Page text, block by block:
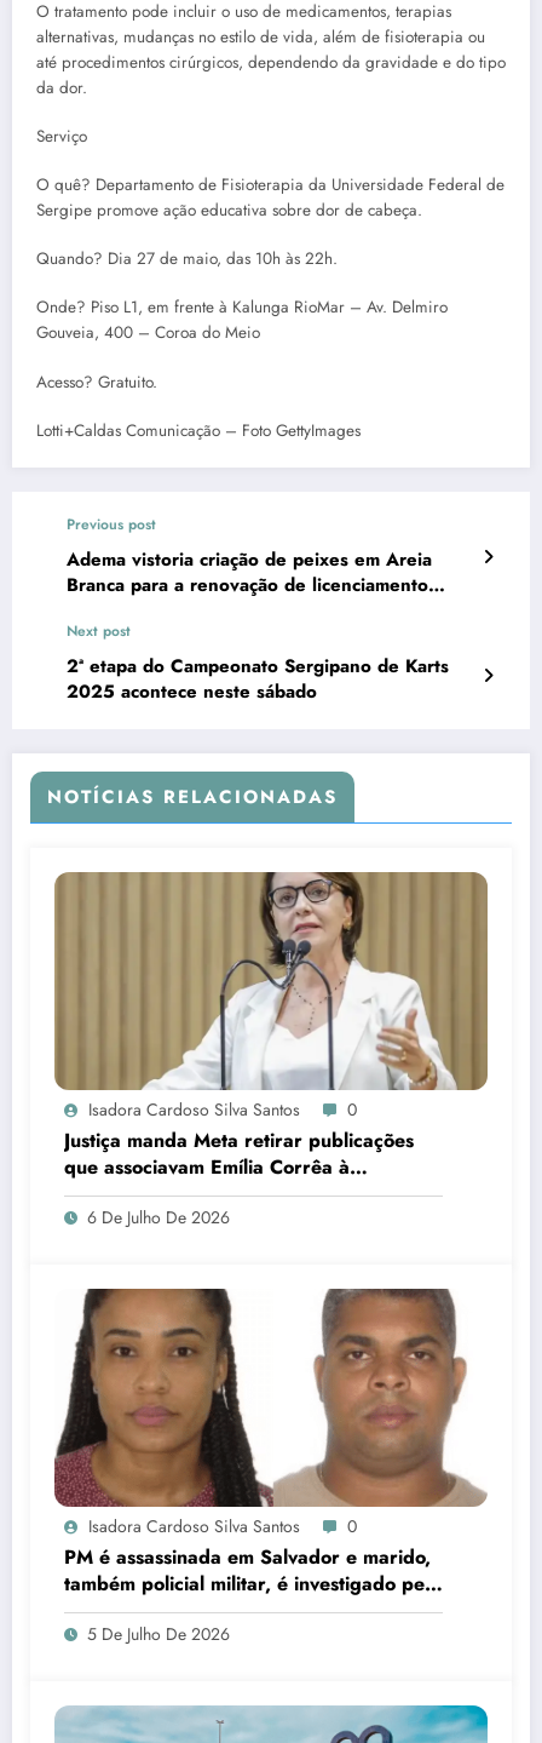
O tratamento pode incluir o uso de medicamentos, terapias
alternativas, mudanças no estilo de vida, além de fisioterapia ou
até procedimentos cirúrgicos, dependendo da gravidade e do tipo
da dor.
Serviço
O quê? Departamento de Fisioterapia da Universidade Federal de
Sergipe promove ação educativa sobre dor de cabeça.
Quando? Dia 27 de maio, das 10h às 22h.
Onde? Piso L1, em frente à Kalunga RioMar – Av. Delmiro
Gouveia, 400 – Coroa do Meio
Acesso? Gratuito.
Lotti+Caldas Comunicação – Foto GettyImages
Previous post
Adema vistoria criação de peixes em Areia
Branca para a renovação de licenciamento
Next post
2ª etapa do Campeonato Sergipano de Karts
2025 acontece neste sábado
NOTÍCIAS RELACIONADAS
Isadora Cardoso Silva Santos 0
Justiça manda Meta retirar publicações
que associavam Emília Corrêa à
corrupção e identificar responsáveis
6 De Julho De 2026
Isadora Cardoso Silva Santos 0
PM é assassinada em Salvador e marido,
também policial militar, é investigado pelo
crime
5 De Julho De 2026